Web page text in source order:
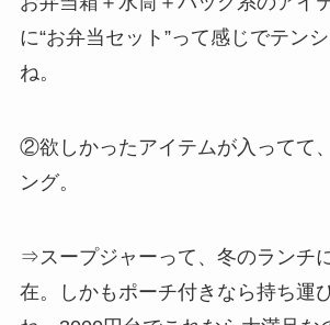
に“お弁当セット”って感じでテン
ね。
②欲しかったアイテムが入ってて
ング。
⇒スープジャーって、冬のランチ
在。しかもポーチ付きなら持ち運